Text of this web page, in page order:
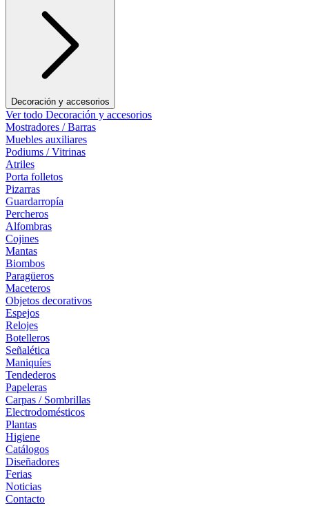
Decoración y accesorios
Ver todo Decoración y accesorios
Mostradores / Barras
Muebles auxiliares
Podiums / Vitrinas
Atriles
Porta folletos
Pizarras
Guardarropía
Percheros
Alfombras
Cojines
Mantas
Biombos
Paragüeros
Maceteros
Objetos decorativos
Espejos
Relojes
Botelleros
Señalética
Maniquíes
Tendederos
Papeleras
Carpas / Sombrillas
Electrodomésticos
Plantas
Higiene
Catálogos
Diseñadores
Ferias
Noticias
Contacto